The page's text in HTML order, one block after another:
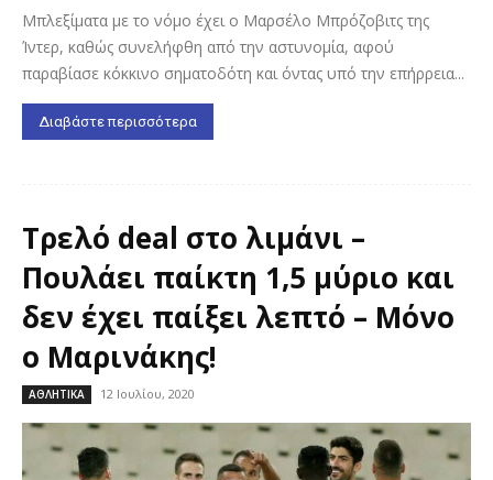
Μπλεξίματα με το νόμο έχει ο Μαρσέλο Μπρόζοβιτς της
Ίντερ, καθώς συνελήφθη από την αστυνομία, αφού
παραβίασε κόκκινο σηματοδότη και όντας υπό την επήρρεια...
Διαβάστε περισσότερα
Τρελό deal στο λιμάνι –
Πουλάει παίκτη 1,5 μύριο και
δεν έχει παίξει λεπτό – Μόνο
ο Μαρινάκης!
ΑΘΛΗΤΙΚΑ 12 Ιουλίου, 2020